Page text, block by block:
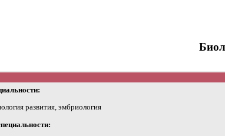
развития, эмбриология